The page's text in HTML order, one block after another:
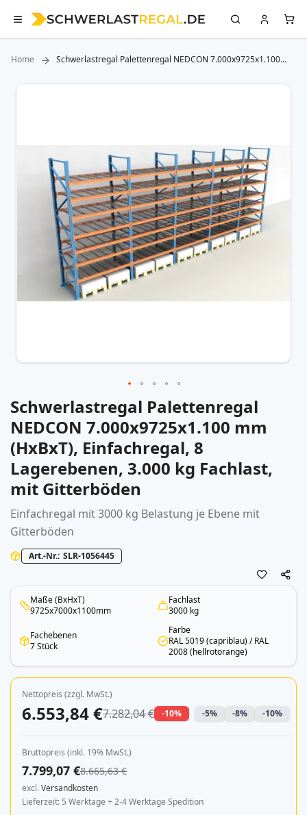
Home
Schwerlastregal Palettenregal NEDCON 7.000x9725x1.100
Zum
Zum
Anfang
der
Bildergalerie
springen
Schwerlastregal Palettenregal
NEDCON 7.000x9725x1.100 mm
(HxBxT), Einfachregal, 8
Lagerebenen, 3.000 kg Fachlast,
mit Gitterböden
Einfachregal mit 3000 kg Belastung je Ebene mit
Gitterböden
Art.-Nr. SLR-1056445
Maße (BxHxT)
9725x7000x1100mm
Fachlast
3000 kg
Fachebenen
7 Stück
Farbe
RAL 5019 (capriblau) / RAL
2008 (hellrotorange)
Nettopreis (zzgl. MwSt.)
6.553,84 €7.282,04 € -10% -5% -8% -10%
Bruttopreis (inkl. 19% MwSt.)
7.799,07 €8.665,63 €
excl.Versandkosten
Lieferzeit 5 Werktage + 2-4 Werktage Spedition